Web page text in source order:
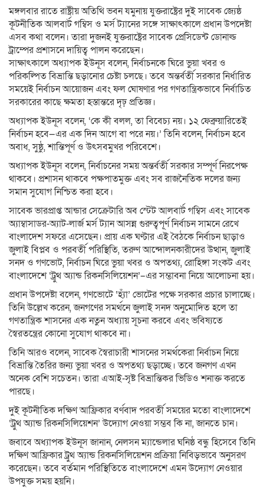
মঙ্গলবার রাতে রাষ্ট্রীয় অতিথি ভবন যমুনায় যুক্তরাষ্ট্রের দুই সাবেক জ্যেষ্ঠ
কূটনীতিক আলবার্ট গম্বিস ও মর্স ট্যানের সঙ্গে সাক্ষাৎকালে প্রধান উপদেষ্টা
এসব কথা বলেন। তারা দুজনই যুক্তরাষ্ট্রের সাবেক প্রেসিডেন্ট ডোনাল্ড
ট্রাম্পের প্রশাসনে দায়িত্ব পালন করেছেন।
সাক্ষাৎকালে অধ্যাপক ইউনূস বলেন, নির্বাচনকে ঘিরে ভুয়া খবর ও
পরিকল্পিত বিভ্রান্তি ছড়ানোর চেষ্টা চলছে। তবে অন্তর্বর্তী সরকার নির্ধারিত
সময়েই নির্বাচন আয়োজন এবং ফল ঘোষণার পর গণতান্ত্রিকভাবে নির্বাচিত
সরকারের কাছে ক্ষমতা হস্তান্তরে দৃঢ় প্রতিজ্ঞ।
অধ্যাপক ইউনূস বলেন, ‘কে কী বলল, তা বিবেচ্য নয়। ১২ ফেব্রুয়ারিতেই
নির্বাচন হবে—এর এক দিন আগে বা পরে নয়।’ তিনি বলেন, নির্বাচন হবে
অবাধ, সুষ্ঠু, শান্তিপূর্ণ ও উৎসবমুখর পরিবেশে।
অধ্যাপক ইউনূস বলেন, নির্বাচনের সময় অন্তর্বর্তী সরকার সম্পূর্ণ নিরপেক্ষ
থাকবে। প্রশাসন থাকবে পক্ষপাতমুক্ত এবং সব রাজনৈতিক দলের জন্য
সমান সুযোগ নিশ্চিত করা হবে।
সাবেক ভারপ্রাপ্ত আন্ডার সেক্রেটারি অব স্টেট আলবার্ট গম্বিস এবং সাবেক
অ্যাম্বাসাডর-অ্যাট-লার্জ মর্স ট্যান আসন্ন গুরুত্বপূর্ণ নির্বাচন সামনে রেখে
বাংলাদেশ সফরে এসেছেন। প্রায় এক ঘণ্টার এই বৈঠকে নির্বাচন ছাড়াও
জুলাই বিপ্লব ও পরবর্তী পরিস্থিতি, তরুণ আন্দোলনকারীদের উত্থান, জুলাই
সনদ ও গণভোট, নির্বাচন ঘিরে ভুয়া খবর ও অপতথ্য, রোহিঙ্গা সংকট এবং
বাংলাদেশে ‘ট্রুথ অ্যান্ড রিকনসিলিয়েশন’–এর সম্ভাবনা নিয়ে আলোচনা হয়।
প্রধান উপদেষ্টা বলেন, গণভোটে ‘হ্যাঁ’ ভোটের পক্ষে সরকার প্রচার চালাচ্ছে।
তিনি উল্লেখ করেন, জনগণের সমর্থনে জুলাই সনদ অনুমোদিত হলে তা
গণতান্ত্রিক শাসনের এক নতুন অধ্যায় সূচনা করবে এবং ভবিষ্যতে
স্বৈরতন্ত্রের কোনো সুযোগ থাকবে না।
তিনি আরও বলেন, সাবেক স্বৈরাচারী শাসনের সমর্থকেরা নির্বাচন নিয়ে
বিভ্রান্তি তৈরির জন্য ভুয়া খবর ও অপতথ্য ছড়াচ্ছে। তবে জনগণ এখন
অনেক বেশি সচেতন। তারা এআই-সৃষ্ট বিভ্রান্তিকর ভিডিও শনাক্ত করতে
পারছে।
দুই কূটনীতিক দক্ষিণ আফ্রিকার বর্ণবাদ পরবর্তী সময়ের মতো বাংলাদেশে
‘ট্রুথ অ্যান্ড রিকনসিলিয়েশন’ উদ্যোগ নেওয়া সম্ভব কি না, জানতে চান।
জবাবে অধ্যাপক ইউনূস জানান, নেলসন ম্যান্ডেলার ঘনিষ্ঠ বন্ধু হিসেবে তিনি
দক্ষিণ আফ্রিকার ট্রুথ অ্যান্ড রিকনসিলিয়েশন প্রক্রিয়া নিবিড়ভাবে অনুসরণ
করেছেন। তবে বর্তমান পরিস্থিতিতে বাংলাদেশে এমন উদ্যোগ নেওয়ার
উপযুক্ত সময় হয়নি।